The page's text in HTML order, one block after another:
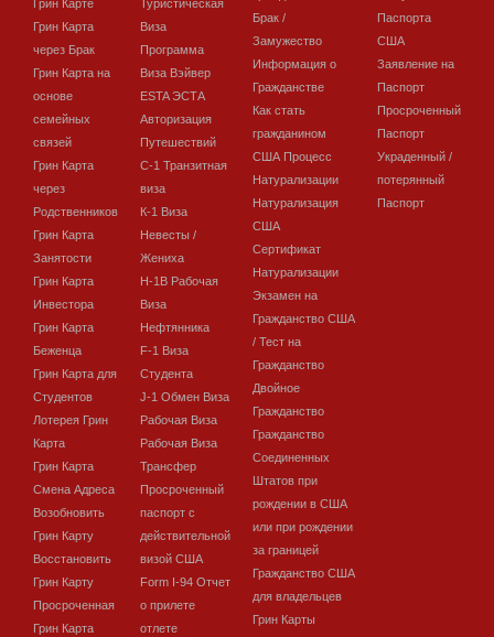
Грин Карте
Грин Карта
через Брак
Грин Карта на
основе
семейных
связей
Грин Карта
через
Родственников
Грин Карта
Занятости
Грин Карта
Инвестора
Грин Карта
Беженца
Грин Карта для
Студентов
Лотерея Грин
Карта
Грин Карта
Смена Адреса
Возобновить
Грин Карту
Восстановить
Грин Карту
Просроченная
Грин Карта
Туристическая
Виза
Программа
Виза Вэйвер
ESTA ЭСТА
Авторизация
Путешествий
C-1 Транзитная
виза
К-1 Виза
Невесты /
Жениха
H-1B Рабочая
Виза
Нефтянника
F-1 Виза
Студента
J-1 Обмен Виза
Рабочая Виза
Рабочая Виза
Трансфер
Просроченный
паспорт с
действительной
визой США
Form I-94 Отчет
о прилете
отлете
Брак /
Замужество
Информация о
Гражданстве
Как стать
гражданином
США Процесс
Натурализации
Натурализация
США
Сертификат
Натурализации
Экзамен на
Гражданство США
/ Тест на
Гражданство
Двойное
Гражданство
Гражданство
Соединенных
Штатов при
рождении в США
или при рождении
за границей
Гражданство США
для владельцев
Грин Карты
Паспорта
США
Заявление на
Паспорт
Просроченный
Паспорт
Украденный /
потерянный
Паспорт